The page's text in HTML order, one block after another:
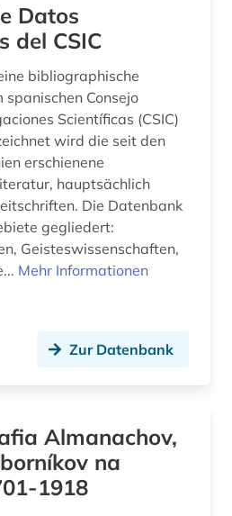
(1)
(1)
künstlerdatenbank (1)
Datos
del CSIC
bibliographische
Consejo
Scientíficas (CSIC)
wird die seit den
erschienene
hauptsächlich
Die Datenbank
gegliedert:
Geisteswissenschaften,
Mehr Informationen
Zur Datenbank
Almanachov,
na
1918